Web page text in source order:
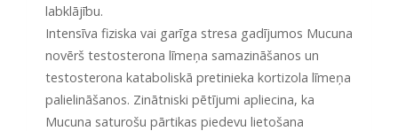
labklājību.
Intensīva fiziska vai garīga stresa gadījumos Mucuna
novērš testosterona līmeņa samazināšanos un
testosterona kataboliskā pretinieka kortizola līmeņa
palielināšanos. Zinātniski pētījumi apliecina, ka
Mucuna saturošu pārtikas piedevu lietošana